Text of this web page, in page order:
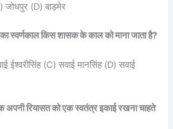
(D) बाड़मेर
स्वर्णकाल किस शासक के काल को माना जाता है?
ईश्वरीसिंह (C) सवाई मानसिंह (D) सवाई
रियासत को एक स्वतंत्र इकाई रखना चाहते